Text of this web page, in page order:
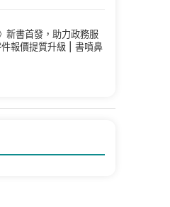
新書首發，助力政務服
報價提質升級 | 書噴鼻